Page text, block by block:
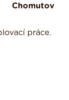
Chomutov
práce.